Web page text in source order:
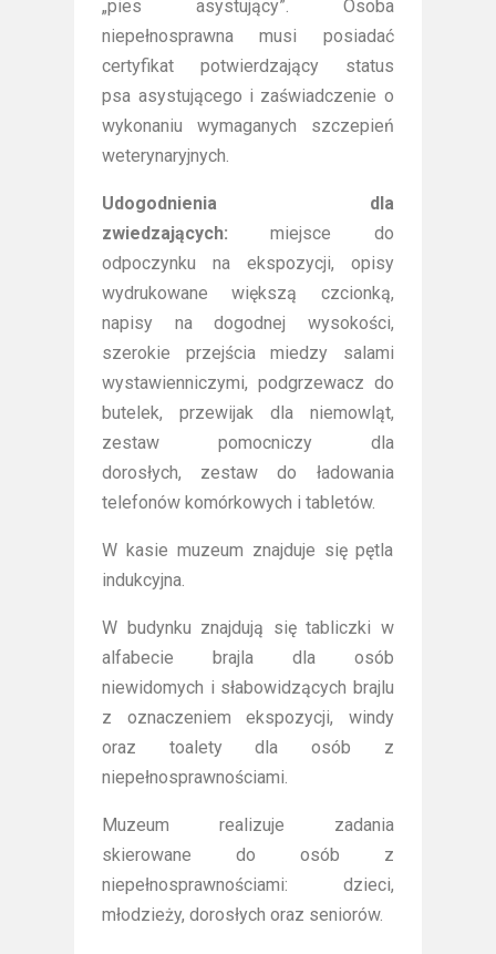
„pies asystujący”. Osoba
niepełnosprawna musi posiadać
certyfikat potwierdzający status
psa asystującego i zaświadczenie o
wykonaniu wymaganych szczepień
weterynaryjnych.
Udogodnienia dla
zwiedzających: miejsce do
odpoczynku na ekspozycji, opisy
wydrukowane większą czcionką,
napisy na dogodnej wysokości,
szerokie przejścia miedzy salami
wystawienniczymi, podgrzewacz do
butelek, przewijak dla niemowląt,
zestaw pomocniczy dla
dorosłych, zestaw do ładowania
telefonów komórkowych i tabletów.
W kasie muzeum znajduje się pętla
indukcyjna.
W budynku znajdują się tabliczki w
alfabecie brajla dla osób
niewidomych i słabowidzących brajlu
z oznaczeniem ekspozycji, windy
oraz toalety dla osób z
niepełnosprawnościami.
Muzeum realizuje zadania
skierowane do osób z
niepełnosprawnościami: dzieci,
młodzieży, dorosłych oraz seniorów.